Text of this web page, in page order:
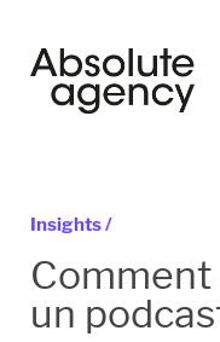
Insights /
un